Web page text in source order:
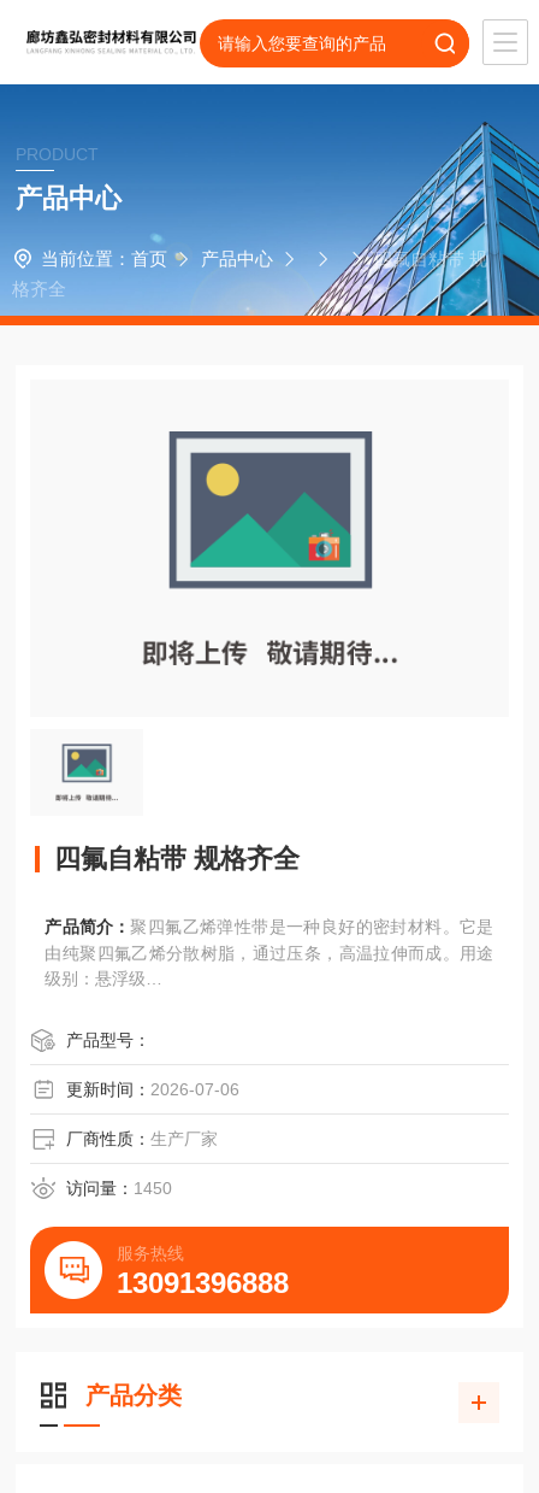
PRODUCT
产品中心
当前位置： 首页 产品中心
四氟自粘带 规
格齐全
四氟自粘带 规格齐全
产品简介：聚四氟乙烯弹性带是一种良好的密封材料。它是
由纯聚四氟乙烯分散树脂，通过压条，高温拉伸而成。用途
级别：悬浮级
好，不水解、不变硬等等优点。
聚四氟乙烯弹性带可在-160°C - +280°C温度下使用，适用于
反应釜、汽输发电机及各种异型口罐、桶的密封。
产品型号：
更新时间： 2026-07-06
厂商性质：生产厂家
访问量： 1450
服务热线
13091396888
产品分类